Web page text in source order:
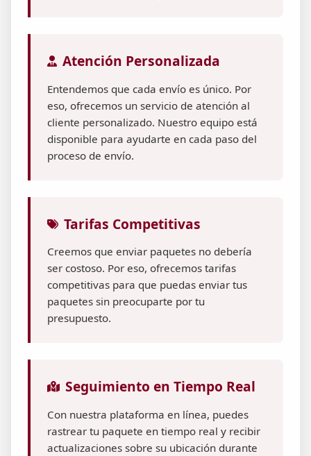
Atención Personalizada
Entendemos que cada envío es único. Por
eso, ofrecemos un servicio de atención al
cliente personalizado. Nuestro equipo está
disponible para ayudarte en cada paso del
proceso de envío.
Tarifas Competitivas
Creemos que enviar paquetes no debería
ser costoso. Por eso, ofrecemos tarifas
competitivas para que puedas enviar tus
paquetes sin preocuparte por tu
presupuesto.
Seguimiento en Tiempo Real
Con nuestra plataforma en línea, puedes
rastrear tu paquete en tiempo real y recibir
actualizaciones sobre su ubicación durante